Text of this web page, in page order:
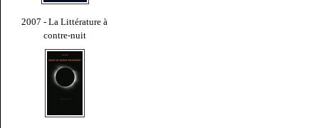
2007 - La Littérature à
contre-nuit